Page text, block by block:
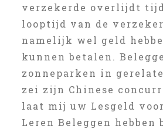
verzekerde overlijdt
looptijd van de
namelijk wel geld
kunnen betalen.
zonneparken in
zei zijn Chinese
laat mij uw Lesgeld
Leren Beleggen hebben